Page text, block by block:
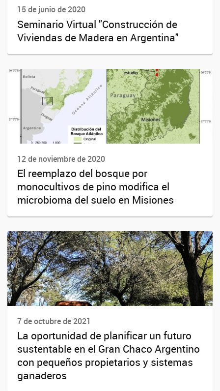
15 de junio de 2020
Seminario Virtual "Construcción de
Viviendas de Madera en Argentina"
12 de noviembre de 2020
El reemplazo del bosque por
monocultivos de pino modifica el
microbioma del suelo en Misiones
7 de octubre de 2021
La oportunidad de planificar un futuro
sustentable en el Gran Chaco Argentino
con pequeños propietarios y sistemas
ganaderos